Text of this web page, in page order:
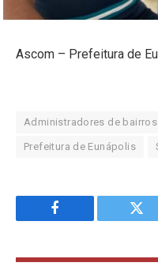
Ascom – Prefeitura de
Administradores de bairros
Prefeitura de Eunápolis
Facebook